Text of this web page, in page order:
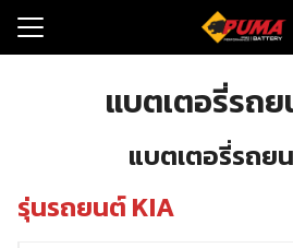
Skip
และข่าว
แบตเตอรี่รถ
แบตเตอรี่รถย
รุ่นรถยนต์ KIA